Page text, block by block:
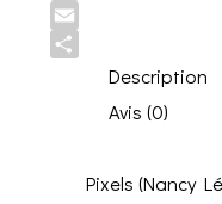
quantity
Pinterest
Email
Description
Avis (0)
Pixels (Nancy